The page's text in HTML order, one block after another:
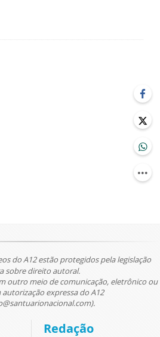
do A12 estão protegidos pela legislação
sobre direito autoral.
outro meio de comunicação, eletrônico ou
expressa do A12
Redação